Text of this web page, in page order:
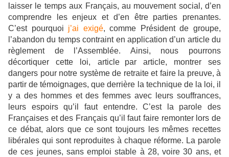
laisser le temps aux Français, au mouvement social, d’en
comprendre les enjeux et d’en être parties prenantes.
C’est pourquoi j’ai exigé, comme Président de groupe,
l’abandon du temps contraint en application d’un article du
règlement de l’Assemblée. Ainsi, nous pourrons
décortiquer cette loi, article par article, montrer ses
dangers pour notre système de retraite et faire la preuve, à
partir de témoignages, que derrière la technique de la loi, il
y a des hommes et des femmes avec leurs souffrances,
leurs espoirs qu’il faut entendre. C’est la parole des
Françaises et des Français qu’il faut faire remonter lors de
ce débat, alors que ce sont toujours les mêmes recettes
libérales qui sont reproduites à chaque réforme. La parole
de ces jeunes, sans emploi stable à 28, voire 30 ans, et